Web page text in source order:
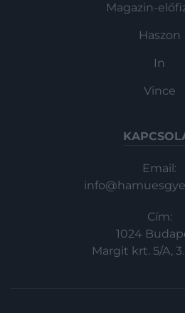
Magazin-
Haszon
In
Vince
Email:
Cím:
1024
Margit krt. 5/A, 3.